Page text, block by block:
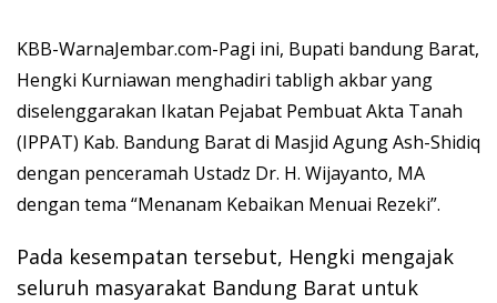
KBB-WarnaJembar.com-Pagi ini, Bupati bandung Barat,
Hengki Kurniawan menghadiri tabligh akbar yang
diselenggarakan Ikatan Pejabat Pembuat Akta Tanah
(IPPAT) Kab. Bandung Barat di Masjid Agung Ash-Shidiq
dengan penceramah Ustadz Dr. H. Wijayanto, MA
dengan tema “Menanam Kebaikan Menuai Rezeki”.
Pada kesempatan tersebut, Hengki mengajak
seluruh masyarakat Bandung Barat untuk